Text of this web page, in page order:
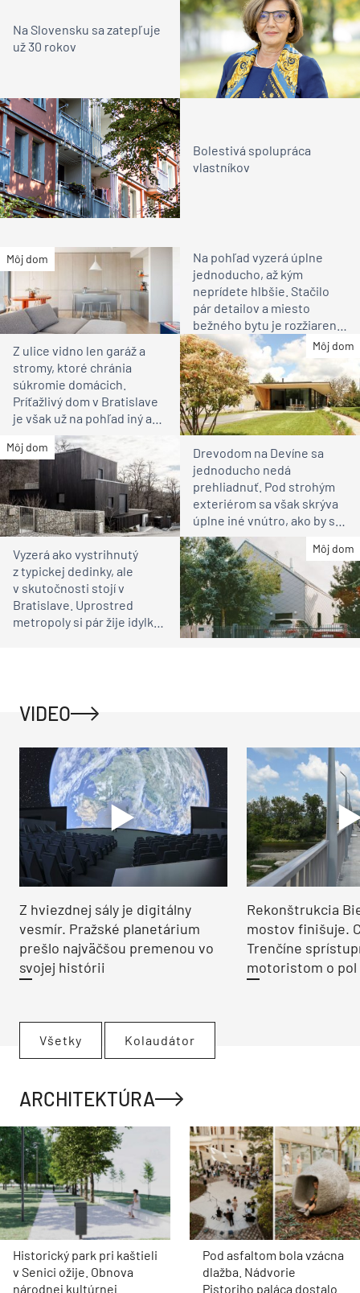
Na Slovensku sa zatepľuje
už 30 rokov
Bolestivá spolupráca
vlastníkov
Môj dom
Na pohľad vyzerá úplne
jednoducho, až kým
neprídete hlbšie. Stačilo
pár detailov a miesto
bežného bytu je rozžiarené
bývanie pre rodinu
Môj dom
Z ulice vidno len garáž a
stromy, ktoré chránia
súkromie domácich.
Príťažlivý dom v Bratislave
je však už na pohľad iný ako
susedia
Môj dom
Drevodom na Devíne sa
jednoducho nedá
prehliadnuť. Pod strohým
exteriérom sa však skrýva
úplne iné vnútro, ako by ste
čakali
Môj dom
Vyzerá ako vystrihnutý
z typickej dedinky, ale
v skutočnosti stojí v
Bratislave. Uprostred
metropoly si pár žije idylku
VIDEO
Z hviezdnej sály je digitálny
vesmír. Pražské planetárium
prešlo najväčšou premenou vo
svojej histórii
Rekonštrukcia
mostov finišuje.
Trenčíne
motoristom o pol
Všetky Kolaudátor
ARCHITEKTÚRA
Historický park pri kaštieli
v Senici ožije. Obnova
národnej kultúrnej
Pod asfaltom bola vzácna
dlažba. Nádvorie
Pistoriho paláca dostalo